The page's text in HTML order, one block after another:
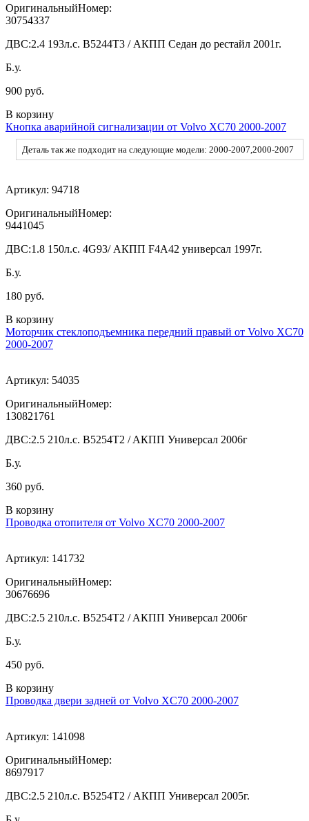
ОригинальныйНомер:
30754337
ДВС:2.4 193л.с. В5244T3 / АКПП Седан до рестайл 2001г.
Б.у.
900 руб.
В корзину
Кнопка аварийной сигнализации от Volvo XC70 2000-2007
Деталь так же подходит на следующие модели: 2000-2007,2000-2007
Артикул: 94718
ОригинальныйНомер:
9441045
ДВС:1.8 150л.с. 4G93/ АКПП F4A42 универсал 1997г.
Б.у.
180 руб.
В корзину
Моторчик стеклоподъемника передний правый от Volvo XC70
2000-2007
Артикул: 54035
ОригинальныйНомер:
130821761
ДВС:2.5 210л.с. B5254T2 / AКПП Универсал 2006г
Б.у.
360 руб.
В корзину
Проводка отопителя от Volvo XC70 2000-2007
Артикул: 141732
ОригинальныйНомер:
30676696
ДВС:2.5 210л.с. B5254T2 / AКПП Универсал 2006г
Б.у.
450 руб.
В корзину
Проводка двери задней от Volvo XC70 2000-2007
Артикул: 141098
ОригинальныйНомер:
8697917
ДВС:2.5 210л.с. B5254T2 / АКПП Универсал 2005г.